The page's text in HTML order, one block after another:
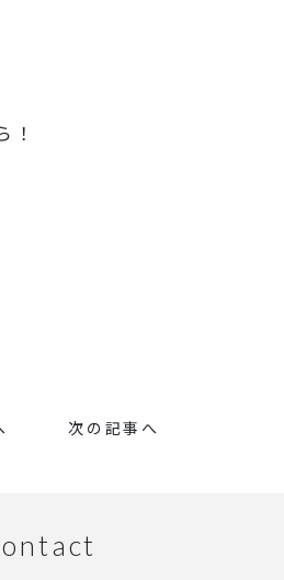
！
次の記事へ